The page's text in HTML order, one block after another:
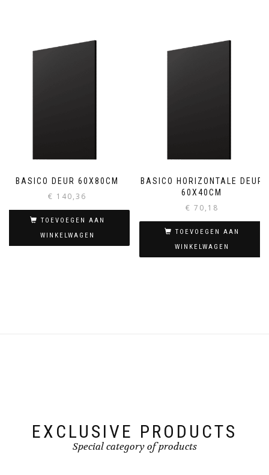
BASICO DEUR 60X80CM
€ 140,36
TOEVOEGEN AAN
WINKELWAGEN
BASICO HORIZONTALE DEUR
60X40CM
€ 70,18
TOEVOEGEN AAN
WINKELWAGEN
EXCLUSIVE PRODUCTS
Special category of products